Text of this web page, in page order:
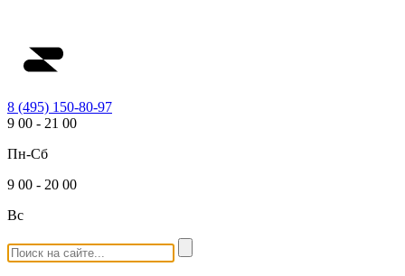
8 (495) 150-80-97
9 00 - 21 00
Пн-Сб
9 00 - 20 00
Вс